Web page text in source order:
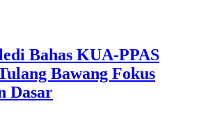
Bahas KUA-PPAS
Bawang Fokus
Dasar